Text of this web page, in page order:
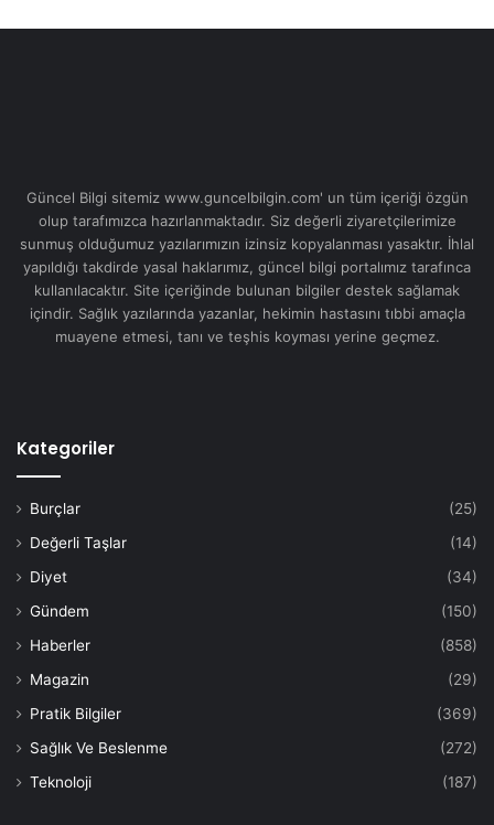
Güncel Bilgi sitemiz www.guncelbilgin.com' un tüm içeriği özgün
olup tarafımızca hazırlanmaktadır. Siz değerli ziyaretçilerimize
sunmuş olduğumuz yazılarımızın izinsiz kopyalanması yasaktır. İhlal
yapıldığı takdirde yasal haklarımız, güncel bilgi portalımız tarafınca
kullanılacaktır. Site içeriğinde bulunan bilgiler destek sağlamak
içindir. Sağlık yazılarında yazanlar, hekimin hastasını tıbbi amaçla
muayene etmesi, tanı ve teşhis koyması yerine geçmez.
Kategoriler
Burçlar
(25)
Değerli Taşlar
(14)
Diyet
(34)
Gündem
(150)
Haberler
(858)
Magazin
(29)
Pratik Bilgiler
(369)
Sağlık Ve Beslenme
(272)
Teknoloji
(187)